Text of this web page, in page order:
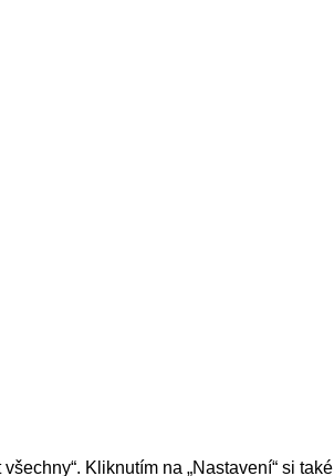
Kliknutím na „Nastavení“ si